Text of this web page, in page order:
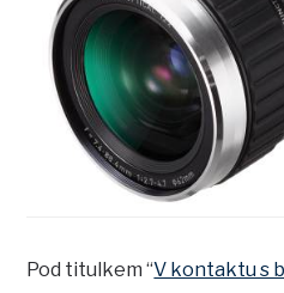
Pod titulkem “V kontaktu s